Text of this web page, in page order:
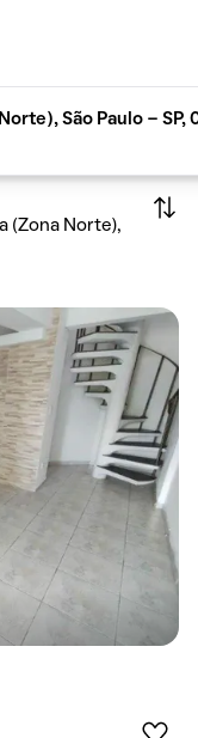
São Paulo - SP,
(Zona Norte),